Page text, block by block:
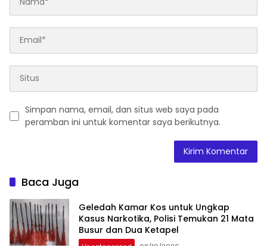
Simpan nama, email, dan situs web saya pada
peramban ini untuk komentar saya berikutnya.
Baca Juga
Geledah Kamar Kos untuk Ungkap
Kasus Narkotika, Polisi Temukan 21 Mata
Busur dan Dua Ketapel